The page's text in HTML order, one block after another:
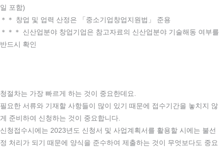
일 포함)
＊＊ 창업 및 업력 산정은 「중소기업창업지원법」 준용
＊＊＊ 신산업분야 창업기업은 참고자료의 신산업분야 기술해동 여부를
반드시 확인
청절차는 가장 빠르게 하는 것이 중요한데요.
필요한 서류와 기재할 사항들이 많이 있기 때문에 접수기간을 놓치지 않
게 준비하여 신청하는 것이 중요합니다.
​​신청접수시에는 2023년도 신청서 및 사업계획서를 활용할 시에는 불선
정 처리가 되기 때문에 양식을 준수하여 제출하는 것이 무엇보다도 중요